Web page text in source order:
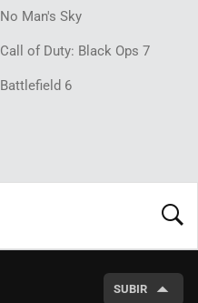
No Man's Sky
Call of Duty: Black Ops 7
Battlefield 6
SUBIR